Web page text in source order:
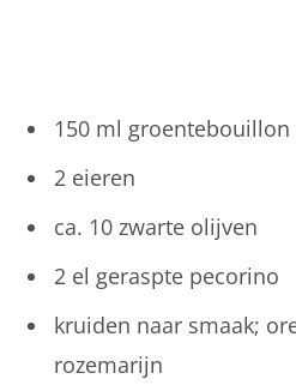
150 ml groentebouillon
2 eieren
ca. 10 zwarte olijven
2 el geraspte pecorino
kruiden naar smaak;
rozemarijn